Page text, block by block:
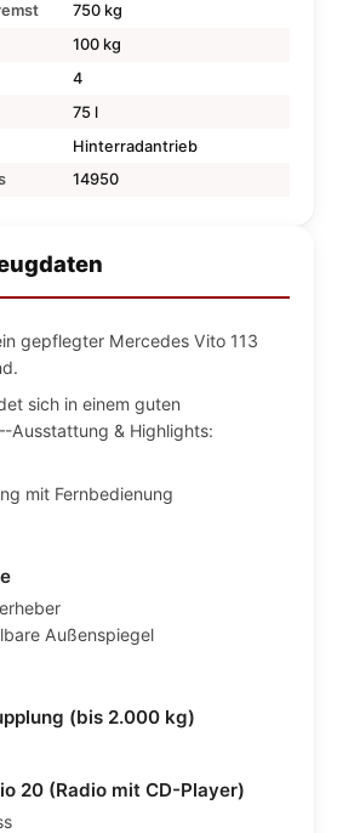
750 kg
100 kg
4
75 l
Hinterradantrieb
14950
gepflegter Mercedes Vito 113
sich in einem guten
Ausstattung & Highlights:
mit Fernbedienung
Außenspiegel
(bis 2.000 kg)
20 (Radio mit CD-Player)